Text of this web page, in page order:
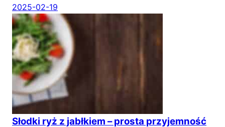
2025-02-19
Słodki ryż z jabłkiem – prosta przyjemność